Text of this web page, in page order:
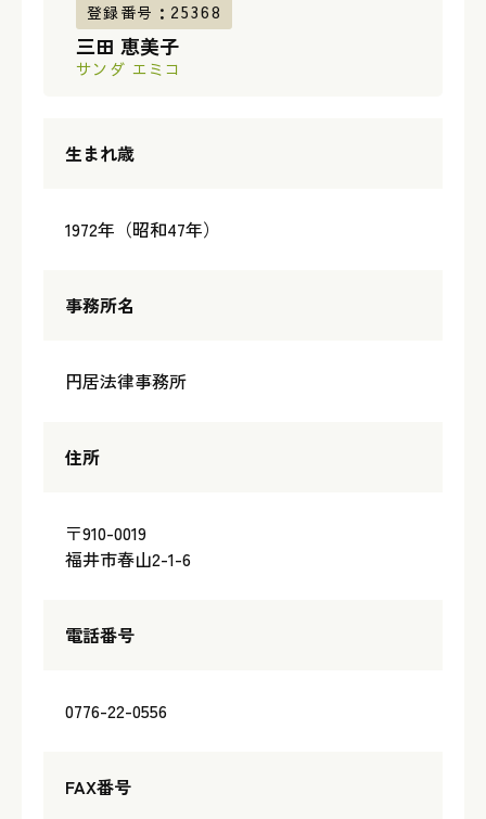
三田 恵美子
サンダ エミコ
登録番号：25368
生まれ歳
1972年（昭和47年）
事務所名
円居法律事務所
住所
〒910-0019
福井市春山2-1-6
電話番号
0776-22-0556
FAX番号